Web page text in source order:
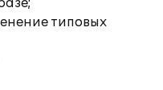
типовых